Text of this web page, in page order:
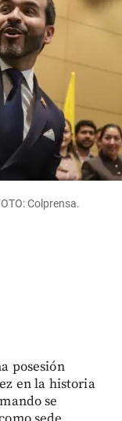
Colprensa.
posesión
en la historia
se